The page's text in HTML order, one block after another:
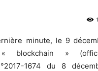
minute, le 9
« blockchain »
1674 du 8